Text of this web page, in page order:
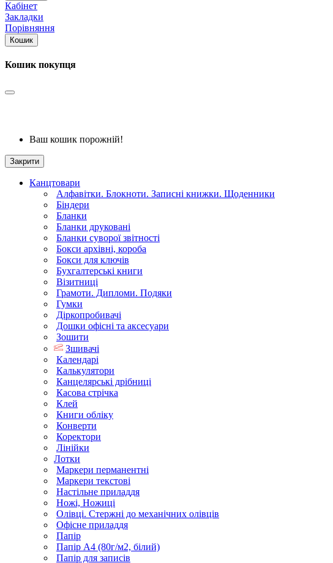
Кабінет
Закладки
Порівняння
Кошик
Кошик покупця
Ваш кошик порожній!
Закрити
Канцтовари
Алфавітки. Блокноти. Записні книжки. Щоденники
Біндери
Бланки
Бланки друковані
Бланки суворої звітності
Бокси архівні, короба
Бокси для ключів
Бухгалтерські книги
Візитниці
Грамоти. Дипломи. Подяки
Гумки
Діркопробивачі
Дошки офісні та аксесуари
Зошити
Зшивачі
Календарі
Калькулятори
Канцелярські дрібниці
Касова стрічка
Клей
Книги обліку
Конверти
Коректори
Лінійки
Лотки
Маркери перманентні
Маркери текстові
Настільне приладдя
Ножі, Ножиці
Олівці. Стержні до механічних олівців
Офісне приладдя
Папір
Папір А4 (80г/м2, білий)
Папір для записів